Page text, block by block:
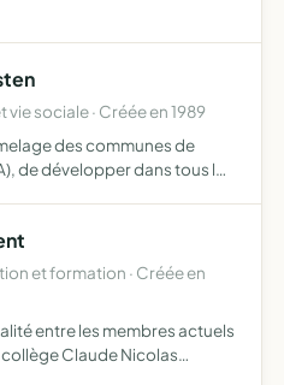
vie sociale · Créée en 1989
des communes de
de développer dans tous les
et formation · Créée en
entre les membres actuels
Claude Nicolas